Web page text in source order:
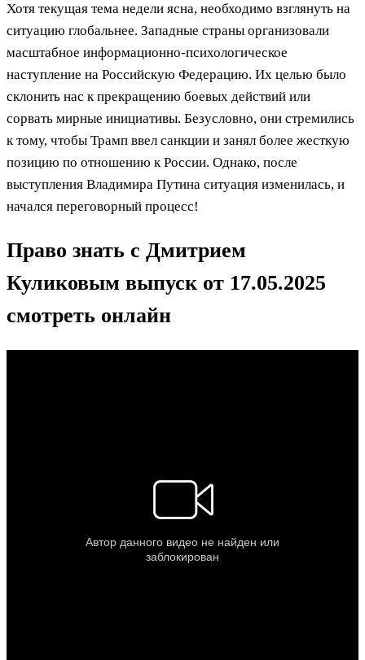
Хотя текущая тема недели ясна, необходимо взглянуть на
ситуацию глобальнее. Западные страны организовали
масштабное информационно-психологическое
наступление на Российскую Федерацию. Их целью было
склонить нас к прекращению боевых действий или
сорвать мирные инициативы. Безусловно, они стремились
к тому, чтобы Трамп ввел санкции и занял более жесткую
позицию по отношению к России. Однако, после
выступления Владимира Путина ситуация изменилась, и
начался переговорный процесс!
Право знать с Дмитрием
Куликовым выпуск от 17.05.2025
смотреть онлайн